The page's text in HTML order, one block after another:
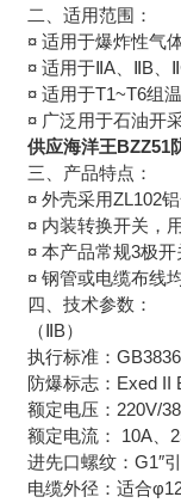
二、适用范围：
¤ 适用于爆炸性气
¤ 适用于ⅡA、ⅡB、
¤ 适用于T1~T6组
¤ 广泛用于石油开
供应海洋王BZZ51
三、产品特点：
¤ 外壳采用ZL102
¤ 内装转换开关，
¤ 本产品常规3极
¤ 钢管或电缆布线
四、技术参数：
（ⅡB）
执行标准：
防爆标志：Exed II
额定电压：220V/
额定电流： 10A、
进先口螺纹：G1″
电缆外径：适合